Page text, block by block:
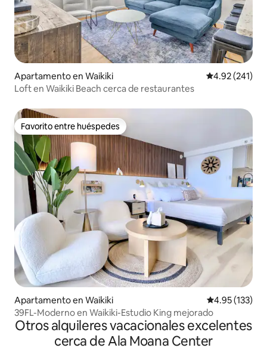
Apartamento en Waikiki Calificación
4.92 (241)
Loft en Waikiki Beach cerca de restaurantes
Favorito entre huéspedes
Favorito entre huéspedes
Apartamento en Waikiki Calificación
4.95 (133)
39FL-Moderno en Waikiki-Estudio King mejorado
Otros alquileres vacacionales excelentes
cerca de Ala Moana Center